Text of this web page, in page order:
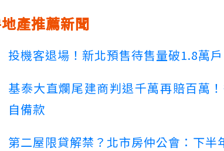
產推薦新聞
投機客退場！新北預售待售量破1.8萬
基泰大直爛尾建商判退千萬再賠百萬
自備款
第二屋限貸解禁？北市房仲公會：下半